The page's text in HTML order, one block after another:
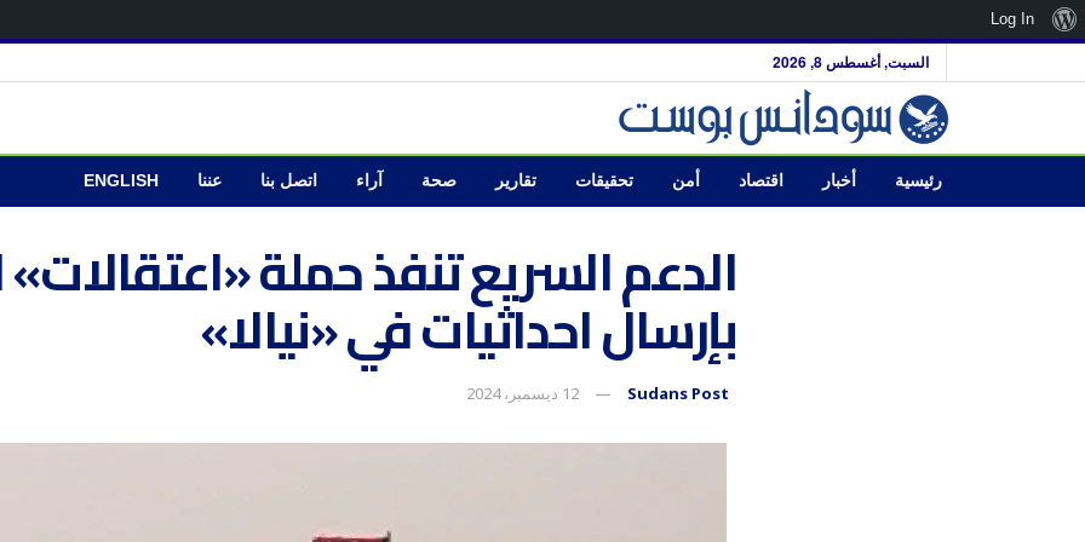
السبت, أغسطس 8, 2026
رئيسية أخبار اقتصاد أمن تحقيقات تقارير صحة آراء اتصل بنا عننا ENGLISH
الدعم السريع تنفذ حملة
بإرسال احداثيات في «نيالا»
Sudans Post 12 ديسمبر، 2024
نبذةLog In